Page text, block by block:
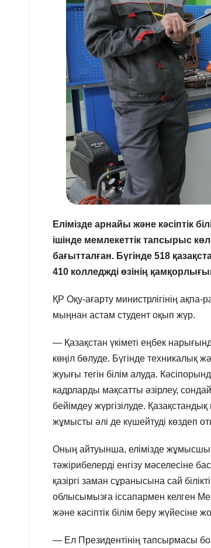
Елімізде арнайы және кәсіптік
ішінде мемлекеттік тапсырыс
бағытталған. Бүгінде 518
410 колледжді өзінің
ҚР Оқу-ағарту министрлігінің
мыңнан астам студент оқып жүр.
— Қазақстан үкіметі еңбек
көңіл бөлуде. Бүгінде техникалық
жуығы тегін білім алуда.
кадрларды мақсатты әзірлеу,
бейімдеу жүргізілуде.
жұмысты әлі де күшейтуді көздеп
Оның айтуынша, елімізде жұмысшы
тәжірибелерді енгізу мәселесіне
қазіргі заман сұранысына сай
облысымызға іссапармен келген
және кәсіптік білім беру жүйесіне
— Ел Президентінің тапсырмасы